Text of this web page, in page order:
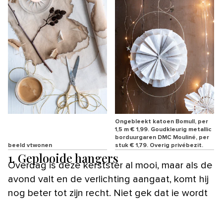
beeld vtwonen
Ongebleekt katoen Bomull, per
1,5 m € 1,99. Goudkleurig metallic
borduurgaren DMC Mouliné, per
stuk € 1,79. Overig privébezit.
1. Geplooide hangers
Overdag is deze kerstster al mooi, maar als de
avond valt en de verlichting aangaat, komt hij
nog beter tot zijn recht. Niet gek dat ie wordt